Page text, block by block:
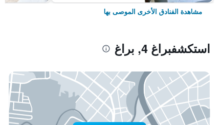
مشاهدة الفنادق الأخرى الموصى بها
استكشفبراغ 4, براغ